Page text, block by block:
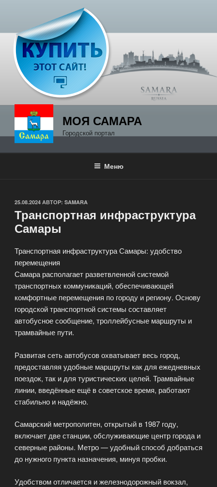
содержимому
МОЯ САМАРА
Городской портал
Меню
ОПУБЛИКОВАНО
25.08.2024 АВТОР: SAMARA
Транспортная инфраструктура
Самары
Транспортная инфраструктура Самары: удобство
перемещения
Самара располагает разветвленной системой
транспортных коммуникаций, обеспечивающей
комфортные перемещения по городу и региону. Основу
городской транспортной системы составляет
автобусное сообщение, троллейбусные маршруты и
трамвайные пути.
Развитая сеть автобусов охватывает весь город,
предоставляя удобные маршруты как для ежедневных
поездок, так и для туристических целей. Трамвайные
линии, введённые ещё в советское время, работают
стабильно и надёжно.
Самарский метрополитен, открытый в 1987 году,
включает две станции, обслуживающие центр города и
северные районы. Метро — удобный способ добраться
до нужного пункта назначения, минуя пробки.
Удобством отличается и железнодорожный вокзал,